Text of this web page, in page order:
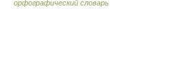
орфографический словарь